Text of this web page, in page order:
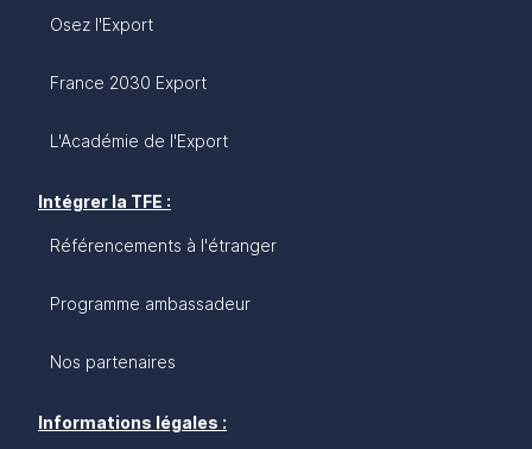
Osez l'Export
France 2030 Export
L'Académie de l'Export
Intégrer la TFE :
Référencements à l'étranger
Programme ambassadeur
Nos partenaires
Informations légales :